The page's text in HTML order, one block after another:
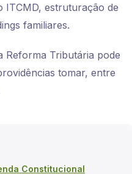
ITCMD, estruturação de
familiares.
Reforma Tributária pode
tomar, entre
Constitucional